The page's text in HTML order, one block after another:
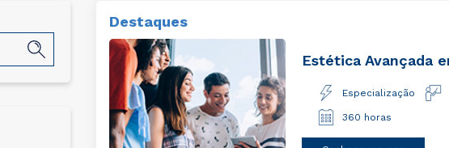
Destaques
Estética Avançada
Especialização
360 horas